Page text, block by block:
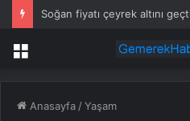
Soğan fiyatı çeyrek altını
Menü
Anasayfa /Yaşam